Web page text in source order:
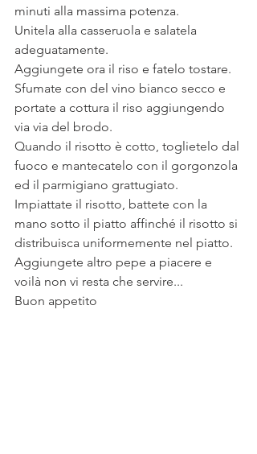
minuti alla massima potenza.
Unitela alla casseruola e salatela
adeguatamente.
Aggiungete ora il riso e fatelo tostare.
Sfumate con del vino bianco secco e
portate a cottura il riso aggiungendo
via via del brodo.
Quando il risotto è cotto, toglietelo dal
fuoco e mantecatelo con il gorgonzola
ed il parmigiano grattugiato.
Impiattate il risotto, battete con la
mano sotto il piatto affinché il risotto si
distribuisca uniformemente nel piatto.
Aggiungete altro pepe a piacere e
voilà non vi resta che servire...
Buon appetito